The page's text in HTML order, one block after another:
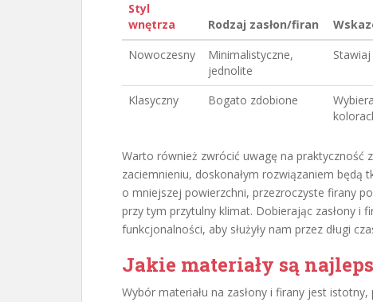
Styl
wnętrza
Rodzaj zasłon/firan
Nowoczesny
Minimalistyczne,
jednolite
Klasyczny Bogato zdobione
Warto również zwrócić uwagę na praktyczność
zaciemnieniu, doskonałym rozwiązaniem będą
o mniejszej powierzchni, przezroczyste firany
przy tym przytulny klimat. Dobierając zasłony i
funkcjonalności, aby służyły nam przez długi
Jakie materiały są
Wybór materiału na zasłony i firany jest